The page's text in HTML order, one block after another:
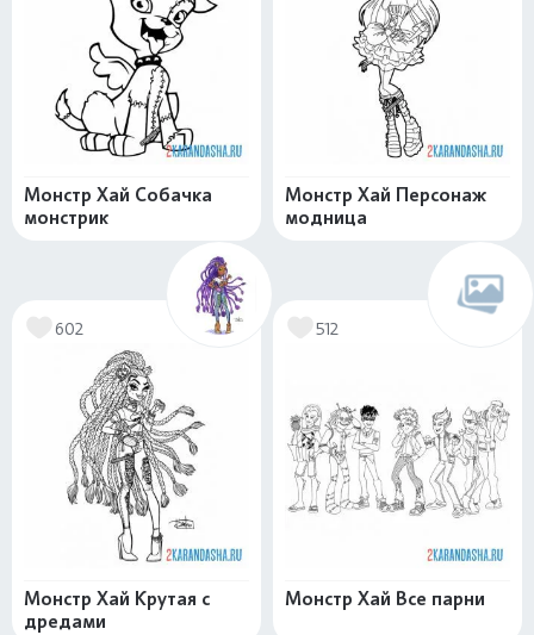
Монстр Хай Собачка
монстрик
Монстр Хай Персонаж
модница
602
Монстр Хай Крутая с
дредами
512
Монстр Хай Все парни